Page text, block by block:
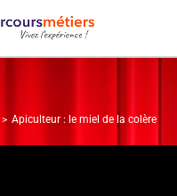
Apiculteur : le miel de la colère